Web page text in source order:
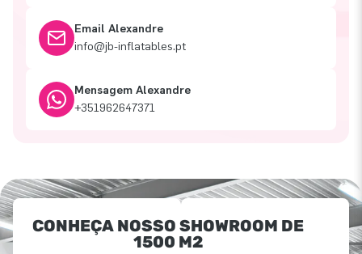
Email Alexandre
info@jb-inflatables.pt
Mensagem Alexandre
+351962647371
CONHEÇA NOSSO SHOWROOM DE
1500 M2